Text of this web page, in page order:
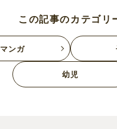
この記事のカテゴリ
マンガ
幼児